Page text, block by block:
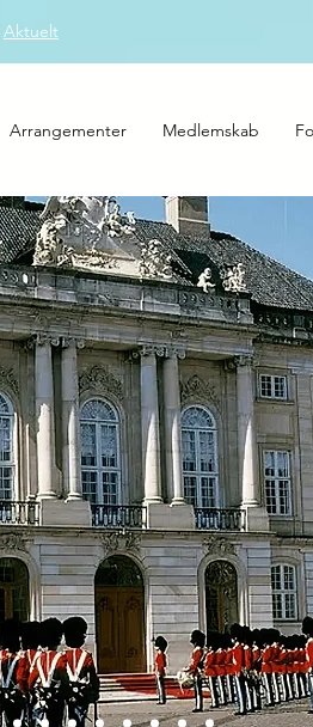
Aktuelt
Arrangementer Medlemskab